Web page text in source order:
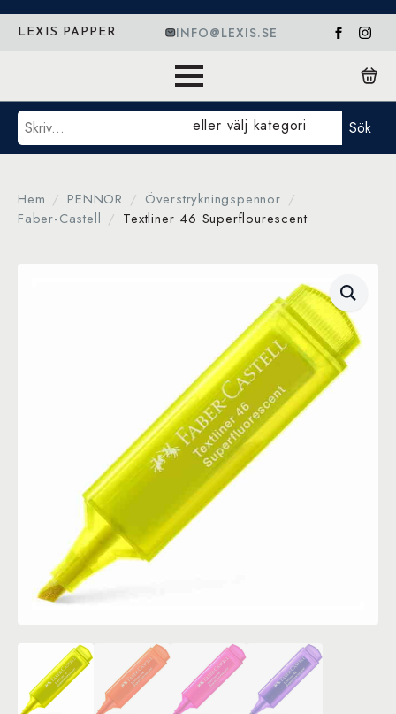
LEXIS PAPPER INFO@LEXIS.SE
Sök eller välj kategori Sök
Hem PENNOR
Överstrykningspennor
Faber-Castell
Textliner 46 Superflourescent